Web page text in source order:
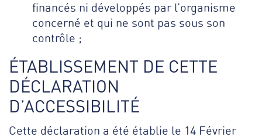
financés ni développés par l’organisme
concerné et qui ne sont pas sous son
contrôle ;
ÉTABLISSEMENT DE CETTE
DÉCLARATION
D’ACCESSIBILITÉ
Cette déclaration a été établie le 14 Février